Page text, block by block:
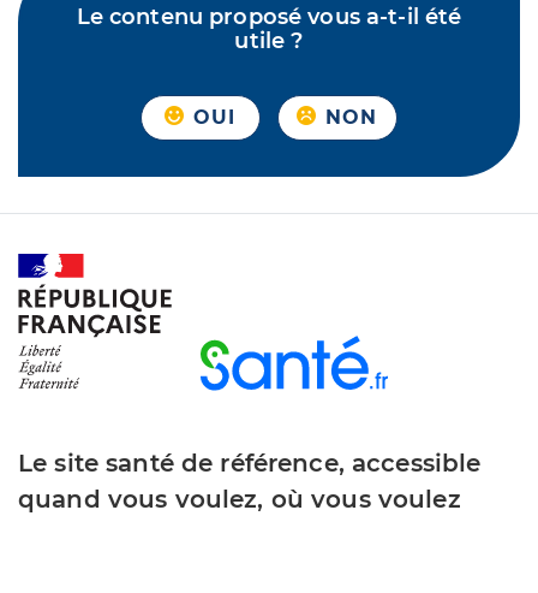
Le contenu proposé vous a-t-il été
utile ?
OUI NON
Le site santé de référence, accessible
quand vous voulez, où vous voulez